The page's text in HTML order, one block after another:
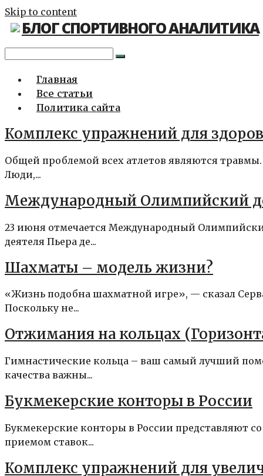
Skip to content
БЛОГ СПОРТИВНОГО АНАЛИТИКА
Главная
Все статьи
Политика сайта
Комплекс упражнений для
Общей проблемой всех атлетов являются
Люди,...
Международный Олимпийский
23 июня отмечается Международный
деятеля Пьера де...
Шахматы – модель жизни?
«Жизнь подобна шахматной игре», — сказал
Поскольку не...
Отжимания на кольцах
Гимнастические кольца – ваш самый лучший
качества важны...
Букмекерские конторы в России
Букмекерские конторы в России представляют
приемом ставок...
Комплекс упражнений для